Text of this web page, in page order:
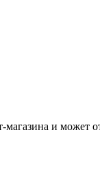
магазина и может